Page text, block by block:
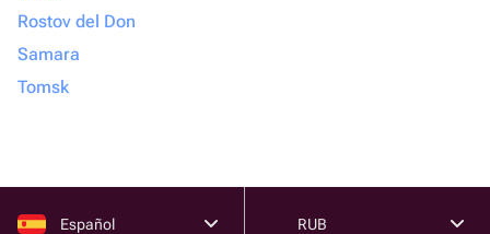
Rostov del Don
Samara
Tomsk
Español RUB